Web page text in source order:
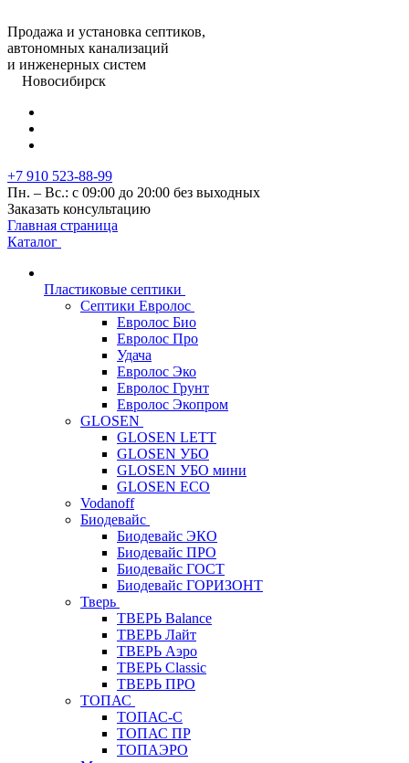
Продажа и установка септиков,
автономных канализаций
и инженерных систем
Новосибирск
+7 910 523-88-99
Пн. – Вс.: с 09:00 до 20:00 без выходных
Заказать консультацию
Главная страница
Каталог
Пластиковые септики
Септики Евролос
Евролос Био
Евролос Про
Удача
Евролос Эко
Евролос Грунт
Евролос Экопром
GLOSEN
GLOSEN LETT
GLOSEN УБО
GLOSEN УБО мини
GLOSEN ECO
Vodanoff
Биодевайс
Биодевайс ЭКО
Биодевайс ПРО
Биодевайс ГОСТ
Биодевайс ГОРИЗОНТ
Тверь
ТВЕРЬ Balance
ТВЕРЬ Лайт
ТВЕРЬ Аэро
ТВЕРЬ Classic
ТВЕРЬ ПРО
ТОПАС
ТОПАС-С
ТОПАС ПР
ТОПАЭРО